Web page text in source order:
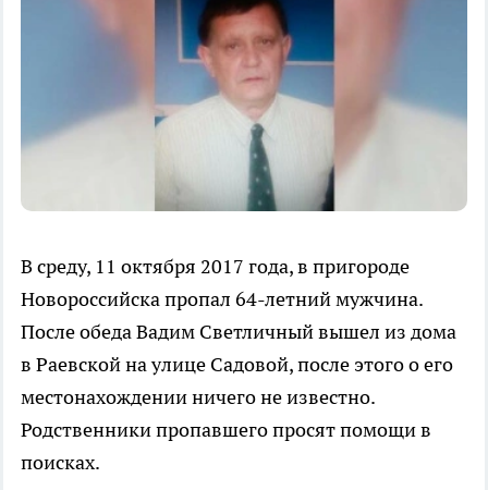
В среду, 11 октября 2017 года, в пригороде
Новороссийска пропал 64-летний мужчина.
После обеда Вадим Светличный вышел из дома
в Раевской на улице Садовой, после этого о его
местонахождении ничего не известно.
Родственники пропавшего просят помощи в
поисках.